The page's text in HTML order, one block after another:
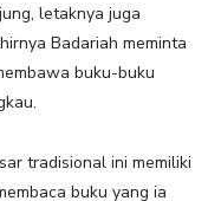
letaknya juga
Badariah meminta
buku-buku
tradisional ini memiliki
buku yang ia